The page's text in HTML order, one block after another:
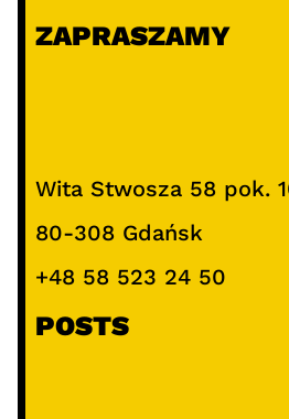
ZAPRASZAMY
Wita Stwosza 58 pok.
80-308 Gdańsk
+48 58 523 24 50
POSTS